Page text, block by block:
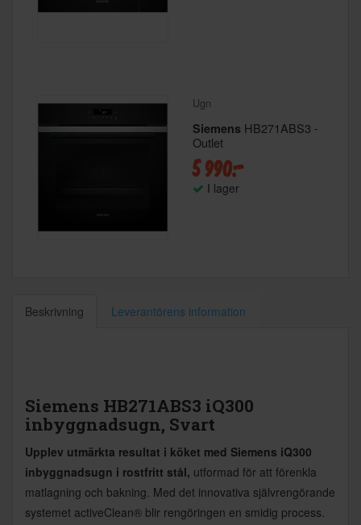
Ugn
Siemens HB271ABS3 -
Outlet
5 990:-
I lager
Beskrivning Leverantörens information
Siemens HB271ABS3 iQ300
inbyggnadsugn, Svart
Upplev utmärkta resultat i köket med Siemens iQ300
inbyggnadsugn i rostfritt stål, utformad för att förenkla
matlagning och bakning. Med det innovativa självrengörande
systemet activeClean® blir rengöringen en smidig process.